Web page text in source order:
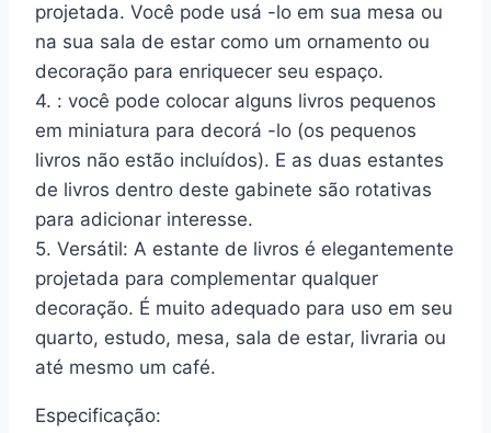
projetada. Você pode usá -lo em sua mesa ou
na sua sala de estar como um ornamento ou
decoração para enriquecer seu espaço.
4. : você pode colocar alguns livros pequenos
em miniatura para decorá -lo (os pequenos
livros não estão incluídos). E as duas estantes
de livros dentro deste gabinete são rotativas
para adicionar interesse.
5. Versátil: A estante de livros é elegantemente
projetada para complementar qualquer
decoração. É muito adequado para uso em seu
quarto, estudo, mesa, sala de estar, livraria ou
até mesmo um café.
Especificação: